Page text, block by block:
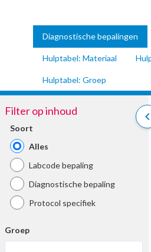
Diagnostische bepalingen
Hulptabel: Materiaal
Hulptabel: Groep
chevron_left
Filter op inhoud
Soort
Alles
Labcode bepaling
Diagnostische bepaling
Protocol specifiek
Groep